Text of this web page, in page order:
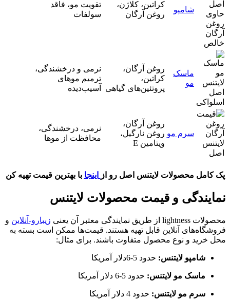
شامپو
کراتین، کلاژن،
روغن آرگان
تقویت مو، فاقد
سولفات
ماسک
مو
روغن آرگان،
کراتین،
پروتئین‌های گیاهی
نرمی و درخشندگی،
ترمیم موهای
آسیب‌دیده
سرم مو
روغن آرگان،
روغن نارگیل،
ویتامین E
نرمی، درخشندگی،
محافظت از موها
پک کامل محصولات لایتنس اصل رو از اینجا با بهترین قیمت تهیه کن
نمایندگی و قیمت محصولات لایتنس
محصولات lightness از طریق نمایندگی‌ معتبر آن یعنی زیبارو-آنلاین و
فروشگاه‌های آنلاین قابل تهیه هستند. قیمت‌ها ممکن است بسته به
محل خرید و نوع محصول متفاوت باشند. برای مثال:
شامپو لایتنس: حدود 5-6دلار آمریکا
ماسک مو لایتنس: حدود 5-6 دلار آمریکا
سرم مو لایتنس: حدود 4 دلار آمریکا